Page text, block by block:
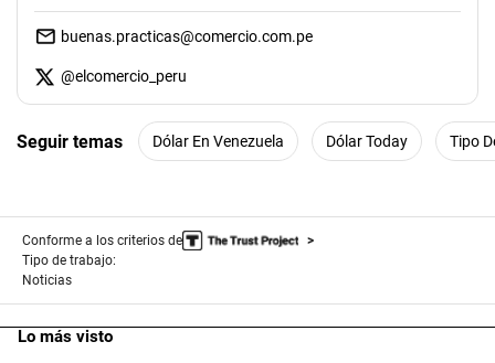
buenas.practicas@comercio.com.pe
@elcomercio_peru
Seguir temas Dólar En Venezuela Dólar Today Tipo
Conforme a los criterios de
Tipo de trabajo:
Noticias
Lo más visto